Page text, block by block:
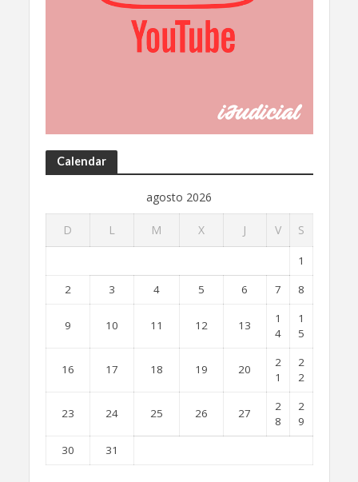
Calendar
agosto 2026
D L M X J V S
1
2
3 4 5 6 7 8
9 10 11 12 13
1
4
1
5
16 17 18 19 20
2
1
2
2
23 24 25 26 27
2
8
2
9
30
31